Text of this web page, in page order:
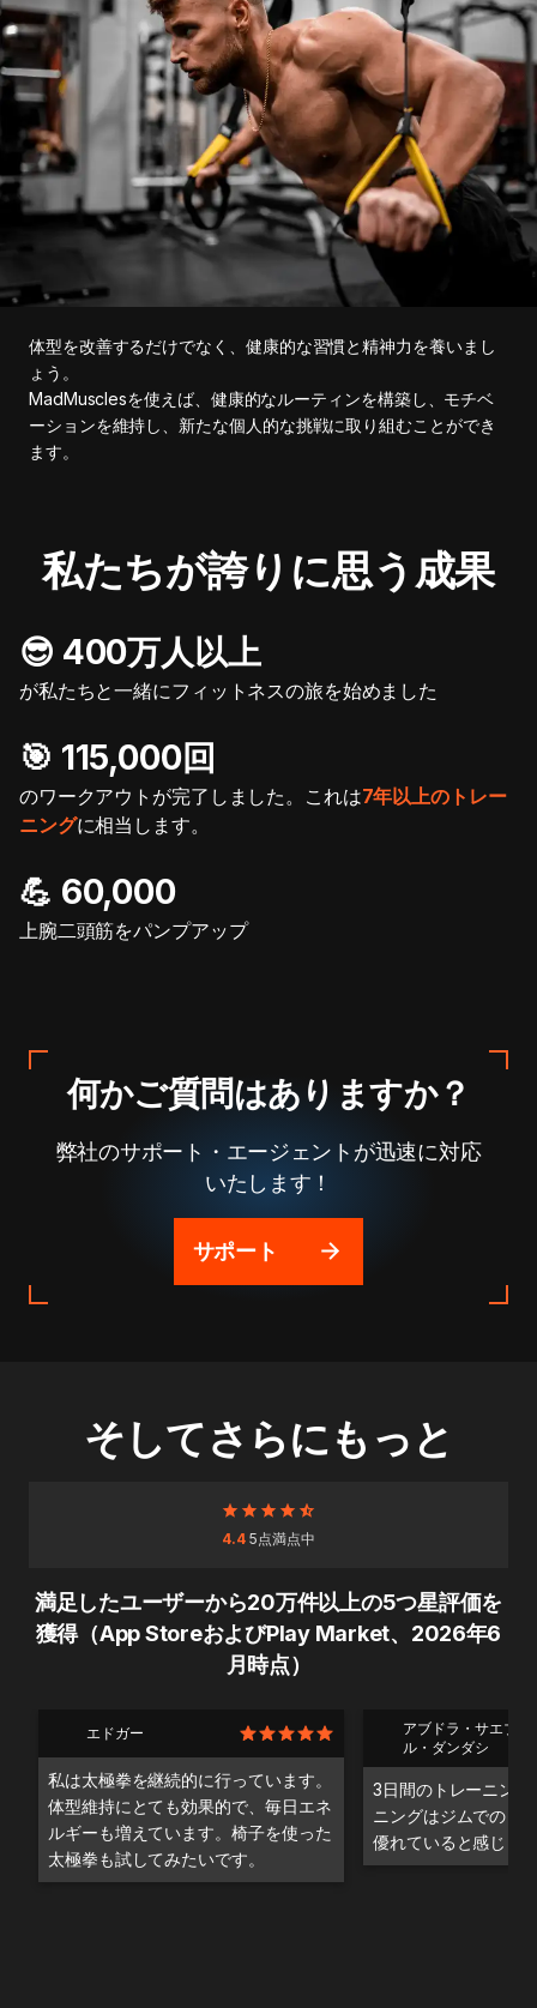
体型を改善するだけでなく、健康的な習慣と精神力を養いまし
ょう。
MadMusclesを使えば、健康的なルーティンを構築し、モチベ
ーションを維持し、新たな個人的な挑戦に取り組むことができ
ます。
私たちが誇りに思う成果
😎 400万人以上
が私たちと一緒にフィットネスの旅を始めました
🎯️ 115,000回
のワークアウトが完了しました。これは7年以上のトレー
ニングに相当します。
💪 60,000
上腕二頭筋をパンプアップ
何かご質問はありますか？
弊社のサポート・エージェントが迅速に対応
いたします！
サポート
そしてさらにもっと
4.45点満点中
満足したユーザーから20万件以上の5つ星評価を
獲得（App StoreおよびPlay Market、2026年6
月時点）
エドガー
私は太極拳を継続的に行っています。
体型維持にとても効果的で、毎日エネ
ルギーも増えています。椅子を使った
太極拳も試してみたいです。
アブドラ・サエブ・
ル・ダンダシ
3日間のトレーニン
ニングはジムでのト
優れていると感じま